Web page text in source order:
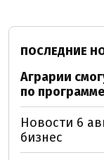
ПОСЛЕДНИЕ
Аграрии
по
Новости 6
бизнес